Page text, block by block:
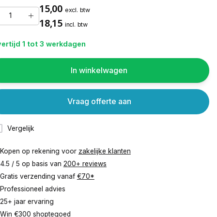
15,00 excl. btw
18,15 incl. btw
1 tot 3 werkdagen
In winkelwagen
Vergelijk
Vraag offerte aan
Kopen op rekening voor zakelijke klanten
4.5 / 5 op basis van 200+ reviews
Gratis verzending vanaf €70*
Professioneel advies
25+ jaar ervaring
Win €300 shoptegoed